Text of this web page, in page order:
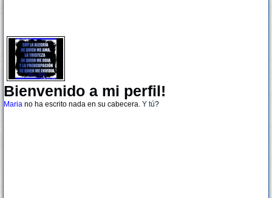
Bienvenido a mi perfil!
Maria no ha escrito nada en su cabecera. Y tú?